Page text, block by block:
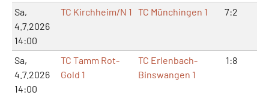
Sa,
4.7.2026
14:00
TC Kirchheim/N 1 TC Münchingen 1 7:2
Sa,
4.7.2026
14:00
TC Tamm Rot-
Gold 1
TC Erlenbach-
Binswangen 1
1:8